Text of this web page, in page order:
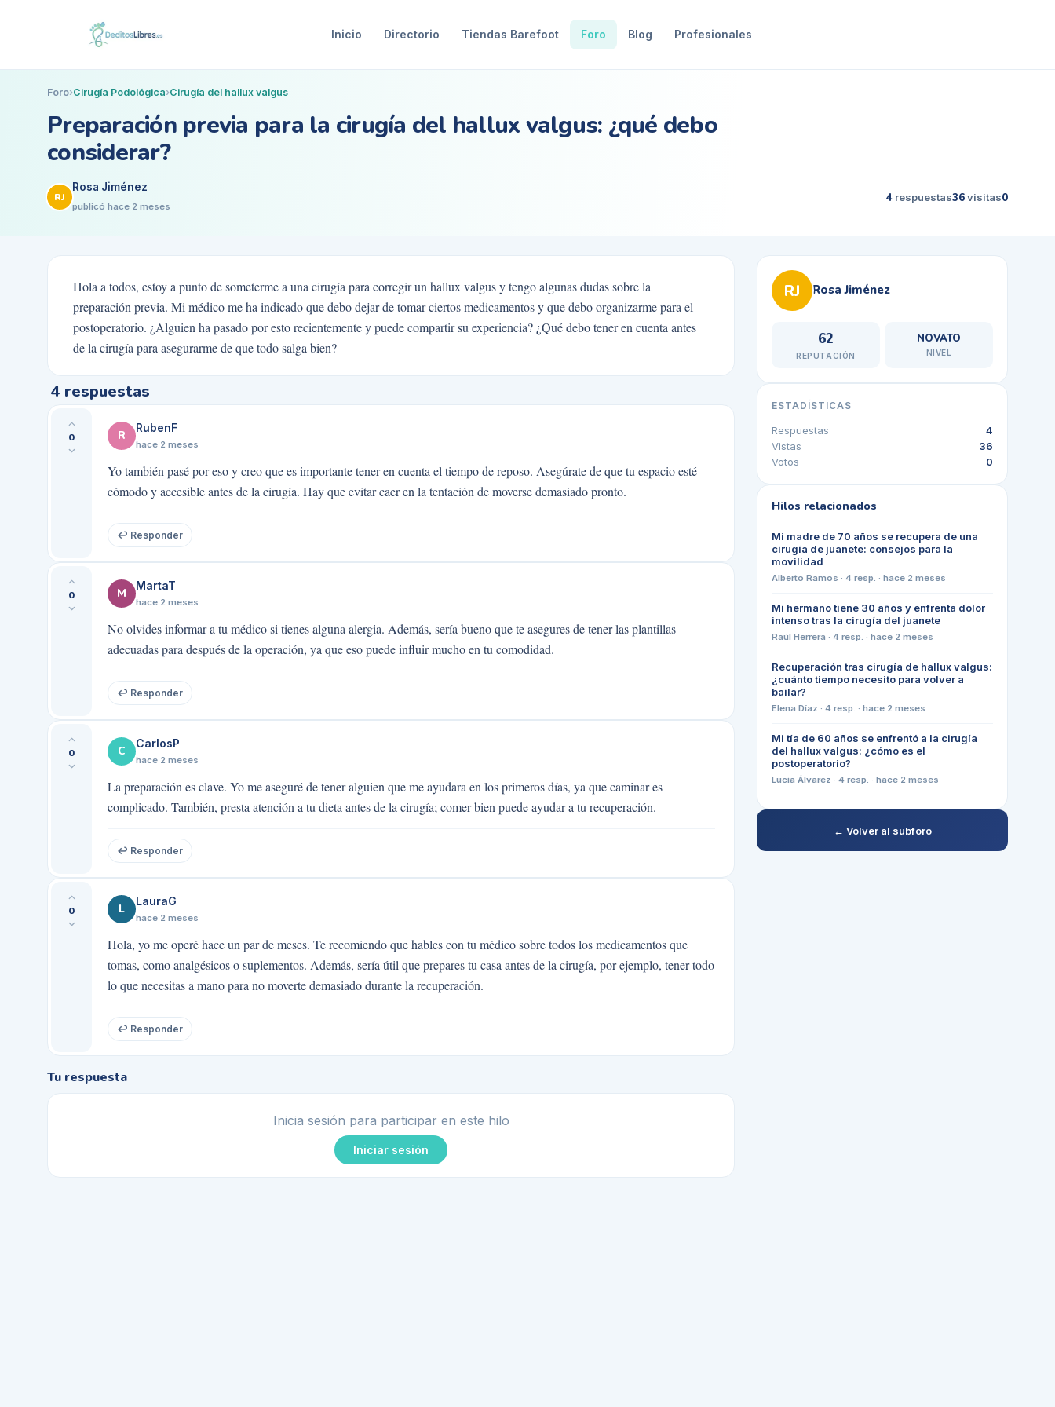
Inicio Directorio Tiendas Barefoot Foro Blog Profesionales
Foro›Cirugía Podológica›Cirugía del hallux valgus
Preparación previa para la cirugía del hallux valgus: ¿qué debo
considerar?
RJ
Rosa Jiménez
publicó hace 2 meses
4 respuestas36visitas0
Hola a todos, estoy a punto de someterme a una cirugía para corregir un hallux valgus y tengo algunas dudas sobre la
preparación previa. Mi médico me ha indicado que debo dejar de tomar ciertos medicamentos y que debo organizarme para el
postoperatorio. ¿Alguien ha pasado por esto recientemente y puede compartir su experiencia? ¿Qué debo tener en cuenta antes
de la cirugía para asegurarme de que todo salga bien?
4 respuestas
0 R
RubenF
hace 2 meses
Yo también pasé por eso y creo que es importante tener en cuenta el tiempo de reposo. Asegúrate de que tu espacio esté
cómodo y accesible antes de la cirugía. Hay que evitar caer en la tentación de moverse demasiado pronto.
↩ Responder
0 M
MartaT
hace 2 meses
No olvides informar a tu médico si tienes alguna alergia. Además, sería bueno que te asegures de tener las plantillas
adecuadas para después de la operación, ya que eso puede influir mucho en tu comodidad.
↩ Responder
0 C
CarlosP
hace 2 meses
La preparación es clave. Yo me aseguré de tener alguien que me ayudara en los primeros días, ya que caminar es
complicado. También, presta atención a tu dieta antes de la cirugía; comer bien puede ayudar a tu recuperación.
↩ Responder
0 L
LauraG
hace 2 meses
Hola, yo me operé hace un par de meses. Te recomiendo que hables con tu médico sobre todos los medicamentos que
tomas, como analgésicos o suplementos. Además, sería útil que prepares tu casa antes de la cirugía, por ejemplo, tener todo
lo que necesitas a mano para no moverte demasiado durante la recuperación.
↩ Responder
Tu respuesta
Inicia sesión para participar en este hilo
Iniciar sesión
RJ Rosa Jiménez
62
REPUTACIÓN
NOVATO
NIVEL
ESTADÍSTICAS
Respuestas
4
Vistas
36
Votos
0
Hilos relacionados
Mi madre de 70 años se recupera de una
cirugía de juanete: consejos para la
movilidad
Alberto Ramos · 4 resp. · hace 2 meses
Mi hermano tiene 30 años y enfrenta dolor
intenso tras la cirugía del juanete
Raúl Herrera · 4 resp. · hace 2 meses
Recuperación tras cirugía de hallux valgus:
¿cuánto tiempo necesito para volver a
bailar?
Elena Díaz · 4 resp. · hace 2 meses
Mi tía de 60 años se enfrentó a la cirugía
del hallux valgus: ¿cómo es el
postoperatorio?
Lucía Álvarez · 4 resp. · hace 2 meses
← Volver al subforo